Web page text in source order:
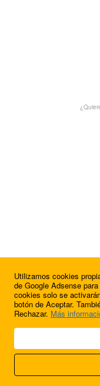
© 2009 - 2026 Soluciones
FútbolBalear
Utilizamos cookies
de Google Adsense
cookies solo se
botón de Aceptar.
Rechazar. Más